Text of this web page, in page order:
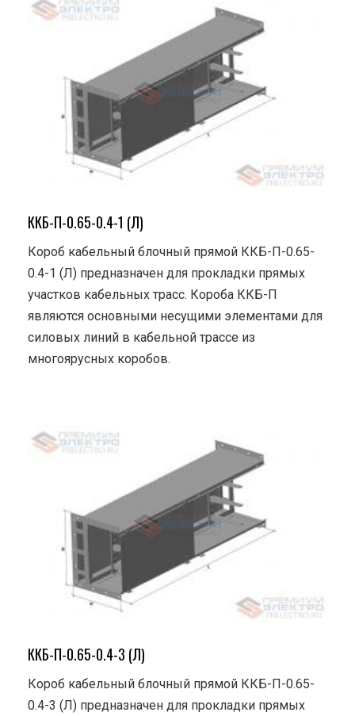
ККБ-П-0.65-0.4-1 (Л)
Короб кабельный блочный прямой ККБ-П-0.65-
0.4-1 (Л) предназначен для прокладки прямых
участков кабельных трасс. Короба ККБ-П
являются основными несущими элементами для
силовых линий в кабельной трассе из
многоярусных коробов.
ККБ-П-0.65-0.4-3 (Л)
Короб кабельный блочный прямой ККБ-П-0.65-
0.4-3 (Л) предназначен для прокладки прямых